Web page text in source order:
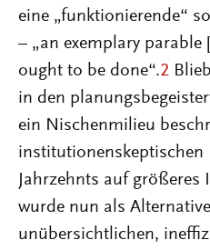
eine „funktionierende“
– „an exemplary
ought to be done“.2
in den
ein Nischenmilieu
institutionenskeptischen
Jahrzehnts auf größeres
wurde nun als
unübersichtlichen,